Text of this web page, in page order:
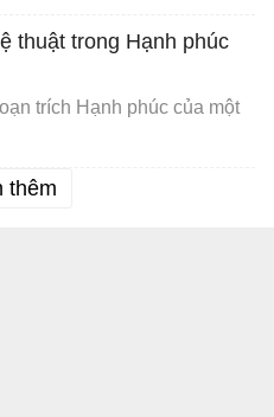
thuật trong Hạnh phúc
trích Hạnh phúc của một
thêm